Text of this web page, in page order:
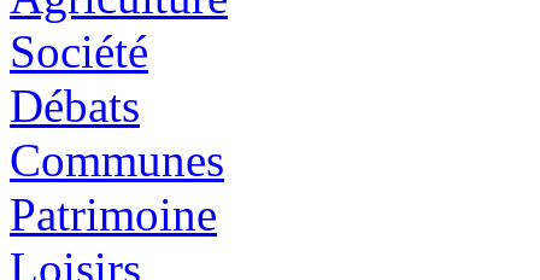
Société
Débats
Communes
Patrimoine
Loisirs